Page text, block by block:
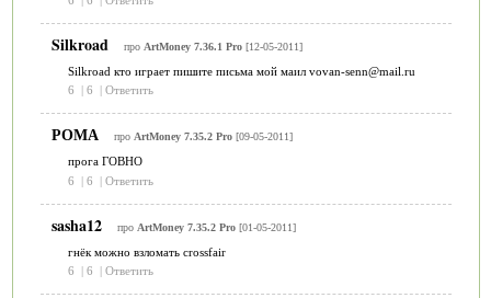
Silkroad про ArtMoney 7.36.1 Pro[12-05-2011]
Silkroad кто играет пишите письма мой маил vovan-senn@mail.ru
6
| 6 | Ответить
РОМА про ArtMoney 7.35.2 Pro[09-05-2011]
прога ГОВНО
6
| 6 | Ответить
sasha12 про ArtMoney 7.35.2 Pro[01-05-2011]
гнёк можно взломать crossfair
6
| 6 | Ответить